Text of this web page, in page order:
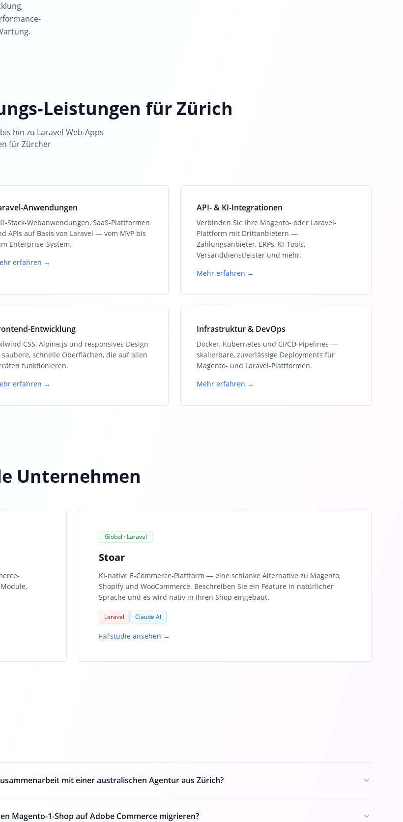
Leistungen für Zürich
hin zu Laravel-Web-Apps
für Zürcher
Anwendungen
Stack-Webanwendungen, SaaS-Plattformen
APIs auf Basis von Laravel — vom MVP bis
Enterprise-System.
erfahren →
API- & KI-Integrationen
Verbinden Sie Ihre Magento- oder Laravel-
Plattform mit Drittanbietern —
Zahlungsanbieter, ERPs, KI-Tools,
Versanddienstleister und mehr.
Mehr erfahren →
Entwicklung
CSS, Alpine.js und responsives Design
schnelle Oberflächen, die auf allen
funktionieren.
erfahren →
Infrastruktur & DevOps
Docker, Kubernetes und CI/CD-Pipelines —
skalierbare, zuverlässige Deployments für
Magento- und Laravel-Plattformen.
Mehr erfahren →
Unternehmen
Global · Laravel
Stoar
KI-native E-Commerce-Plattform — eine schlanke Alternative zu Magento,
Shopify und WooCommerce. Beschreiben Sie ein Feature in natürlicher
Sprache und es wird nativ in Ihren Shop eingebaut.
Laravel Claude AI
Fallstudie ansehen →
mit einer australischen Agentur aus Zürich?
Magento-1-Shop auf Adobe Commerce migrieren?